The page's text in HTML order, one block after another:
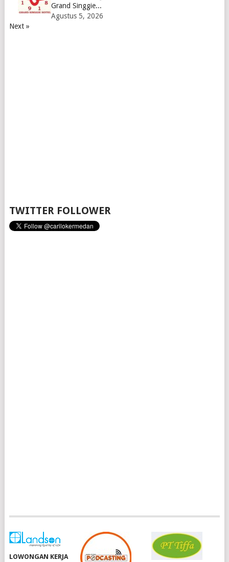
Grand Singgie...
Agustus 5, 2026
Next »
TWITTER FOLLOWER
LOWONGAN KERJA